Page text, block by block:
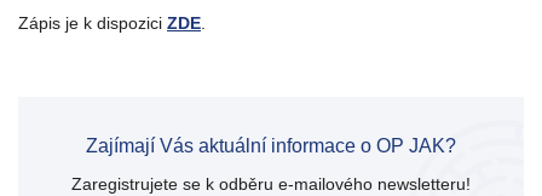
Zápis je k dispozici ZDE
Zajímají Vás aktuální informace o OP JAK?
Zaregistrujete se k odběru e-mailového newsletteru!